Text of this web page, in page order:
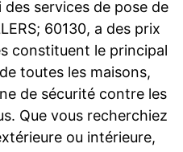
des services de pose de
60130, a des prix
constituent le principal
toutes les maisons,
de sécurité contre les
Que vous recherchiez
ou intérieure,